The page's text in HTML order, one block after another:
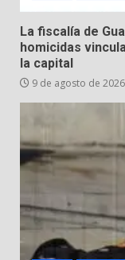
La fiscalía de
homicidas
la capital
9 de agosto de 2026